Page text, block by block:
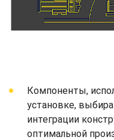
Компоненты,
установке,
интеграции
оптимальной